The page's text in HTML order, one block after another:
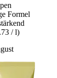
Formel
/ l)